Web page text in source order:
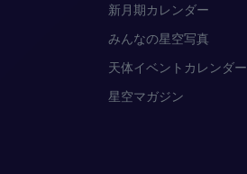
新月期カレンダー
みんなの星空写真
天体イベントカレンダー
星空マガジン